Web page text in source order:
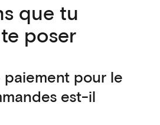
que tu
poser
paiement pour le
est-il